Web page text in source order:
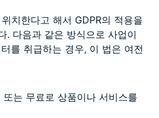
치한다고 해서 GDPR의 적용을
. 다음과 같은 방식으로 사업이
를 취급하는 경우, 이 법은 여전
는 무료로 상품이나 서비스를